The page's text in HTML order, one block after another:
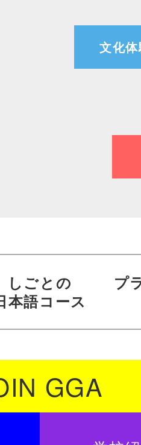
文化
しごとの
本語コース
プ
GGA